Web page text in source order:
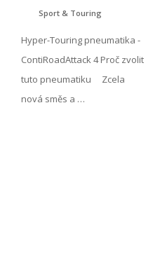
Sport & Touring
Hyper-Touring pneumatika -
ContiRoadAttack 4 Proč zvolit
tuto pneumatiku Zcela
nová směs a …